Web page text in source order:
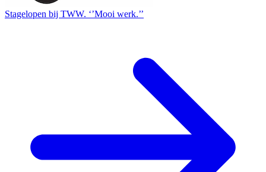
Stagelopen bij TWW. ‘’Mooi werk.’’